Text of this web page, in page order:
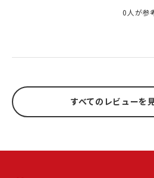
0人が参
すべてのレビューを